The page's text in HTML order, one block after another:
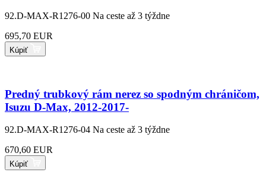
92.D-MAX-R1276-00 Na ceste až 3 týždne
695,70 EUR
Kúpiť
Predný trubkový rám nerez so spodným chráničom,
Isuzu D-Max, 2012-2017-
92.D-MAX-R1276-04 Na ceste až 3 týždne
670,60 EUR
Kúpiť